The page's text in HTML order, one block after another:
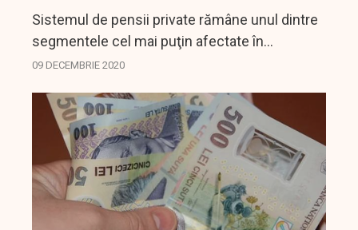
Sistemul de pensii private rămâne unul dintre
segmentele cel mai puţin afectate în
contextul incertitudinii internaţionale generată
Valentin Ionescu,...
09 DECEMBRIE 2020